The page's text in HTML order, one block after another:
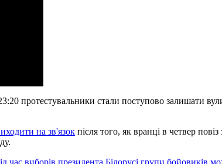
протестувальники стали поступово залишати
на зв'язок після того, як вранці в четвер
час виборів президента Білорусі групи бойовиків